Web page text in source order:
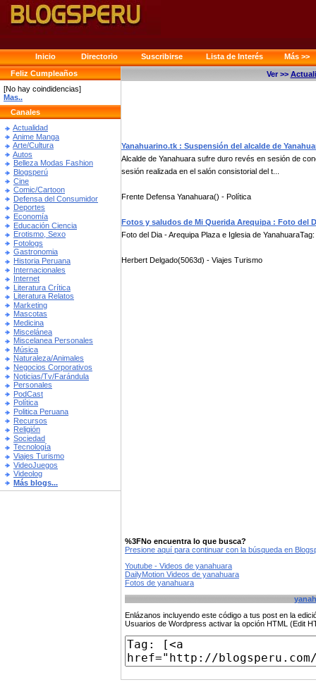
Inicio Directorio Suscribirse Lista de Interés
Más >>
Feliz Cumpleaños
[No hay coindidencias]
Mas..
Canales
Actualidad
Anime Manga
Arte/Cultura
Autos
Belleza Modas Fashion
Blogsperú
Cine
Comic/Cartoon
Defensa del Consumidor
Deportes
Economía
Educación Ciencia
Erotismo, Sexo
Fotologs
Gastronomia
Historia Peruana
Internacionales
Internet
Literatura Crítica
Literatura Relatos
Marketing
Mascotas
Medicina
Miscelánea
Miscelanea Personales
Música
Naturaleza/Animales
Negocios Corporativos
Noticias/Tv/Farándula
Personales
PodCast
Política
Politica Peruana
Recursos
Religión
Sociedad
Tecnología
Viajes Turismo
VideoJuegos
Videolog
Más blogs...
Ver >>
Yanahuarino.tk : Suspensión del alcalde de
Alcalde de Yanahuara sufre duro revés en sesión de
sesión realizada en el salón consistorial del t...
Frente Defensa Yanahuara() - Política
Fotos y saludos de Mi Querida Arequipa : Foto del
Foto del Dia - Arequipa Plaza e Iglesia de YanahuaraTag:
Herbert Delgado(5063d) - Viajes Turismo
%3FNo encuentra lo que busca?
Presione aquí para continuar con la búsqueda en
Youtube - Videos de yanahuara
DailyMotion Videos de yanahuara
Fotos de yanahuara
Enlázanos incluyendo este código a tus post en la
Usuarios de Wordpress activar la opción HTML (Edit